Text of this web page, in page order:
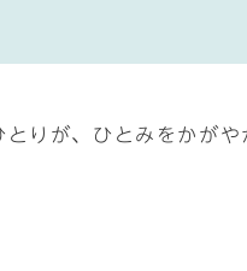
りが、ひとみをかが